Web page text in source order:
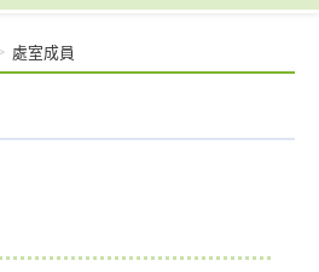
處室成員